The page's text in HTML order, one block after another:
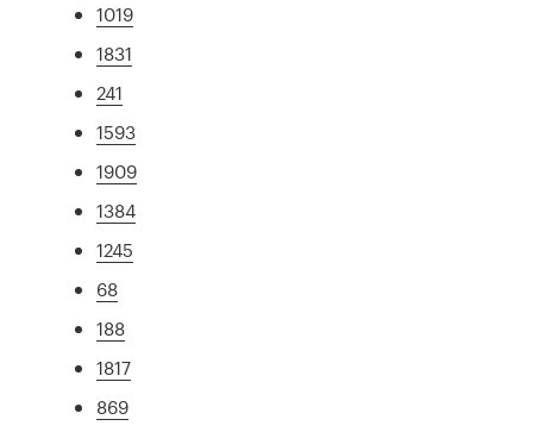
1019
1831
241
1593
1909
1384
1245
68
188
1817
869